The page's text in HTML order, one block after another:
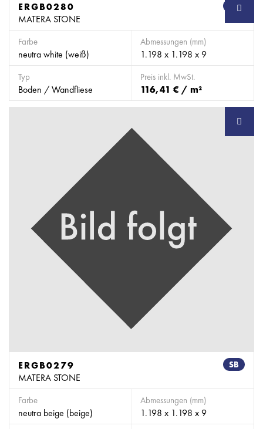
SB
ERGB0280
MATERA STONE
Farbe
neutra white (weiß)
Abmessungen (mm)
1.198 x 1.198 x 9
Typ
Boden / Wandfliese
Preis inkl. MwSt.
116,41 € / m²
SB
ERGB0279
MATERA STONE
Farbe
neutra beige (beige)
Abmessungen (mm)
1.198 x 1.198 x 9